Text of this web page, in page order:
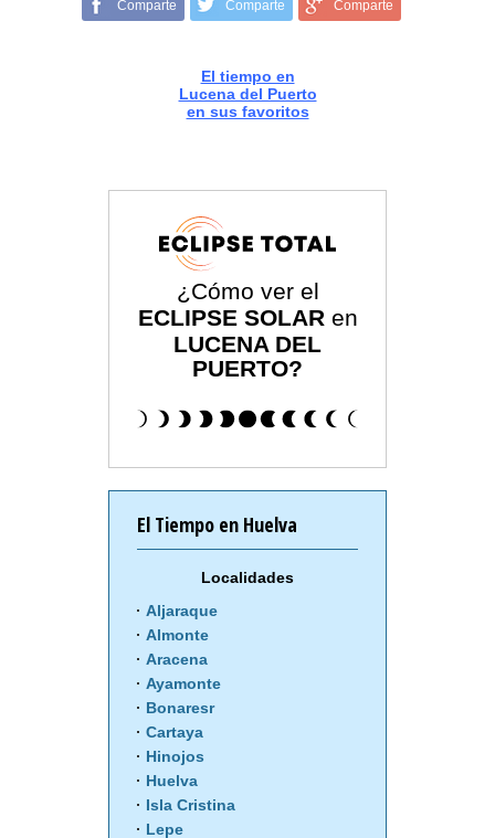
Comparte Comparte Comparte
El tiempo en
Lucena del Puerto
en sus favoritos
¿Cómo ver el
ECLIPSE SOLAR en
LUCENA DEL
PUERTO?
El Tiempo en Huelva
Localidades
Aljaraque
Almonte
Aracena
Ayamonte
Bonaresr
Cartaya
Hinojos
Huelva
Isla Cristina
Lepe